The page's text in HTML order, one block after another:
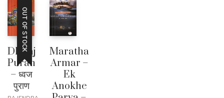
OUT OF STOCK
Dhwaj
Puran
– ध्वज
पुराण
Maratha
Armar –
Ek
Anokhe